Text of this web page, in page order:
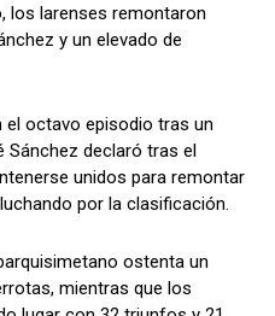
los larenses remontaron
y un elevado de
el octavo episodio tras un
Sánchez declaró tras el
unidos para remontar
por la clasificación.
ostenta un
mientras que los